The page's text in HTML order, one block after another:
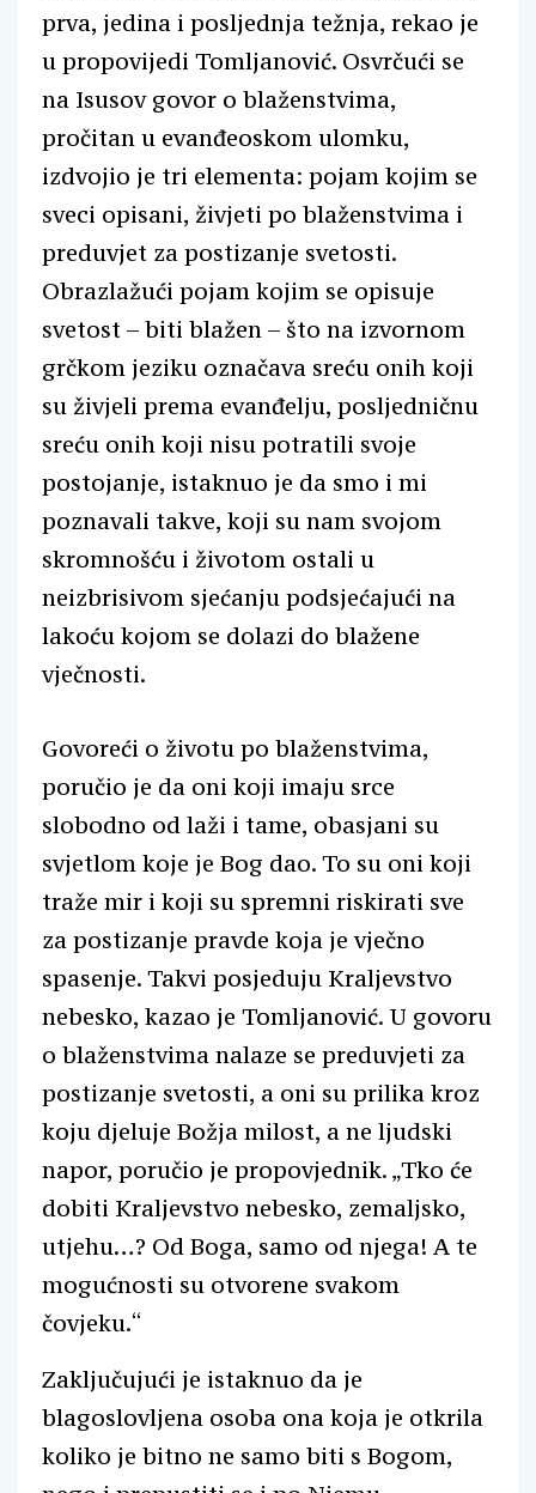
prva, jedina i posljednja težnja, rekao je
u propovijedi Tomljanović. Osvrčući se
na Isusov govor o blaženstvima,
pročitan u evanđeoskom ulomku,
izdvojio je tri elementa: pojam kojim se
sveci opisani, živjeti po blaženstvima i
preduvjet za postizanje svetosti.
Obrazlažući pojam kojim se opisuje
svetost – biti blažen – što na izvornom
grčkom jeziku označava sreću onih koji
su živjeli prema evanđelju, posljedničnu
sreću onih koji nisu potratili svoje
postojanje, istaknuo je da smo i mi
poznavali takve, koji su nam svojom
skromnošću i životom ostali u
neizbrisivom sjećanju podsjećajući na
lakoću kojom se dolazi do blažene
vječnosti.
Govoreći o životu po blaženstvima,
poručio je da oni koji imaju srce
slobodno od laži i tame, obasjani su
svjetlom koje je Bog dao. To su oni koji
traže mir i koji su spremni riskirati sve
za postizanje pravde koja je vječno
spasenje. Takvi posjeduju Kraljevstvo
nebesko, kazao je Tomljanović. U govoru
o blaženstvima nalaze se preduvjeti za
postizanje svetosti, a oni su prilika kroz
koju djeluje Božja milost, a ne ljudski
napor, poručio je propovjednik. „Tko će
dobiti Kraljevstvo nebesko, zemaljsko,
utjehu…? Od Boga, samo od njega! A te
mogućnosti su otvorene svakom
čovjeku.“
Zaključujući je istaknuo da je
blagoslovljena osoba ona koja je otkrila
koliko je bitno ne samo biti s Bogom,